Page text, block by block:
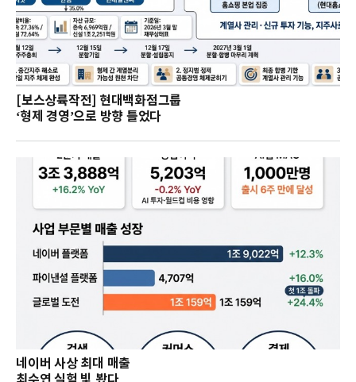
[보스상륙작전] 현대백화점그룹
‘형제 경영’으로 방향 틀었다
네이버 사상 최대 매출